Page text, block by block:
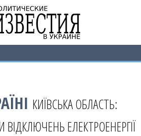
КИЇВСЬКА ОБЛАСТЬ:
ВІДКЛЮЧЕНЬ ЕЛЕКТРОЕНЕРГІЇ